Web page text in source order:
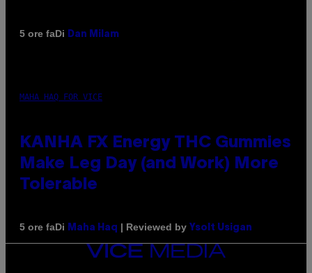
5 ore faDi Dan Milam
MAHA HAQ FOR VICE
KANHA FX Energy THC Gummies
Make Leg Day (and Work) More
Tolerable
5 ore faDi Maha Haq | Reviewed by Ysolt Usigan
VICE
MEDIA